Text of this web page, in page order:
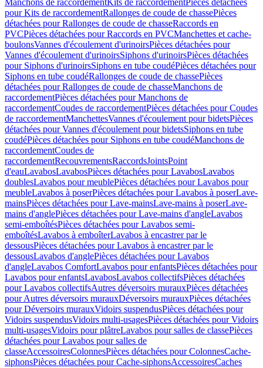
Manchons de raccordementKits de raccordementPièces détachées
pour Kits de raccordementRallonges de coude de chassePièces
détachées pour Rallonges de coude de chasseRaccords en
PVCPièces détachées pour Raccords en PVCManchettes et cache-
boulonsVannes d'écoulement d'urinoirsPièces détachées pour
Vannes d'écoulement d'urinoirsSiphons d'urinoirsPièces détachées
pour Siphons d'urinoirsSiphons en tube coudéPièces détachées pour
Siphons en tube coudéRallonges de coude de chassePièces
détachées pour Rallonges de coude de chasseManchons de
raccordementPièces détachées pour Manchons de
raccordementCoudes de raccordementPièces détachées pour Coudes
de raccordementManchettesVannes d'écoulement pour bidetsPièces
détachées pour Vannes d'écoulement pour bidetsSiphons en tube
coudéPièces détachées pour Siphons en tube coudéManchons de
raccordementCoudes de
raccordementRecouvrementsRaccordsJointsPoint
d'eauLavabosLavabosPièces détachées pour LavabosLavabos
doublesLavabos pour meublePièces détachées pour Lavabos pour
meubleLavabos à poserPièces détachées pour Lavabos à poserLave-
mainsPièces détachées pour Lave-mainsLave-mains à poserLave-
mains d'anglePièces détachées pour Lave-mains d'angleLavabos
semi-emboîtésPièces détachées pour Lavabos semi-
emboîtésLavabos à emboîterLavabos à encastrer par le
dessousPièces détachées pour Lavabos à encastrer par le
dessousLavabos d'anglePièces détachées pour Lavabos
d'angleLavabos ComfortLavabos pour enfantsPièces détachées pour
Lavabos pour enfantsLavabosLavabos collectifsPièces détachées
pour Lavabos collectifsAutres déversoirs murauxPièces détachées
pour Autres déversoirs murauxDéversoirs murauxPièces détachées
pour Déversoirs murauxVidoirs suspendusPièces détachées pour
Vidoirs suspendusVidoirs multi-usagesPièces détachées pour Vidoirs
multi-usagesVidoirs pour plâtreLavabos pour salles de classePièces
détachées pour Lavabos pour salles de
classeAccessoiresColonnesPièces détachées pour ColonnesCache-
siphonsPièces détachées pour Cache-siphonsAccessoiresCaches